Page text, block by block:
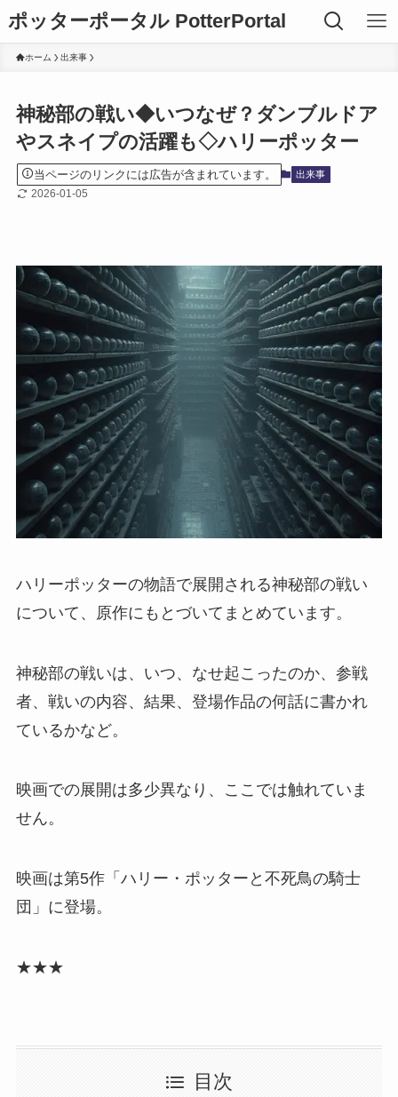
ポッターポータル PotterPortal
ホーム 出来事
神秘部の戦い◆いつなぜ？ダンブルドア
やスネイプの活躍も◇ハリーポッター
当ページのリンクには広告が含まれています。 出来事
2026-01-05
ハリーポッターの物語で展開される神秘部の戦い
について、原作にもとづいてまとめています。
神秘部の戦いは、いつ、なせ起こったのか、参戦
者、戦いの内容、結果、登場作品の何話に書かれ
ているかなど。
映画での展開は多少異なり、ここでは触れていま
せん。
映画は第5作「ハリー・ポッターと不死鳥の騎士
団」に登場。
★★★
目次